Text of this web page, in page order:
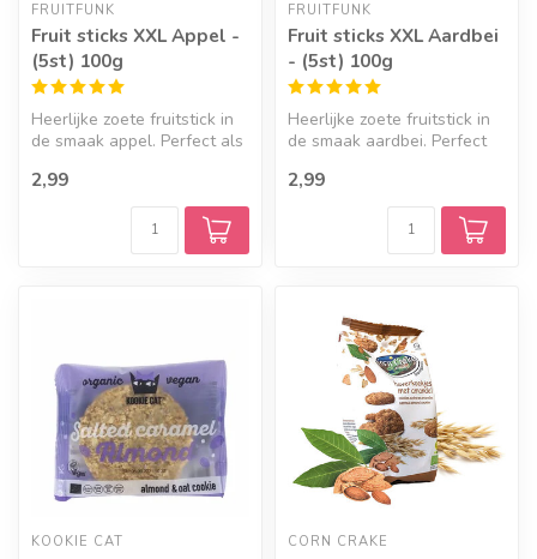
FRUITFUNK
Fruit sticks XXL Appel -
(5st) 100g
Heerlijke zoete fruitstick in
de smaak appel. Perfect als
2,99
FRUITFUNK
Fruit sticks XXL Aardbei
- (5st) 100g
Heerlijke zoete fruitstick in
de smaak aardbei. Perfect
2,99
KOOKIE CAT CORN CRAKE